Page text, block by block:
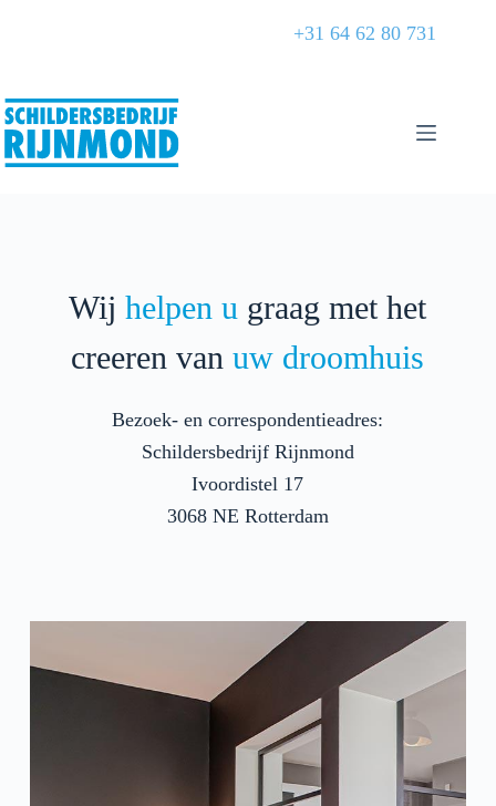
+31 64 62 80 731
Wijhelpen u graag met het
creeren vanuw droomhuis
Bezoek- en correspondentieadres:
Schildersbedrijf Rijnmond
Ivoordistel 17
3068 NE Rotterdam